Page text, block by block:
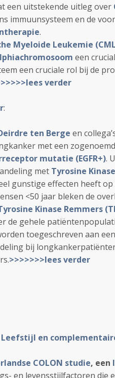
een uitstekende uitleg over
immuunsysteem en de
.
Myeloide Leukemie
een
een cruciale rol bij de
verder
:
ten Berge en
met een
mutatie (EGFR+).
met Tyrosine
gunstige effecten heeft
<50 jaar bleken de
Kinase Remmers
de gehele
toegeschreven aan een
bij
>>>>>>>lees verder
Leefstijl en
COLON studie, een
en levensstijlfactoren die